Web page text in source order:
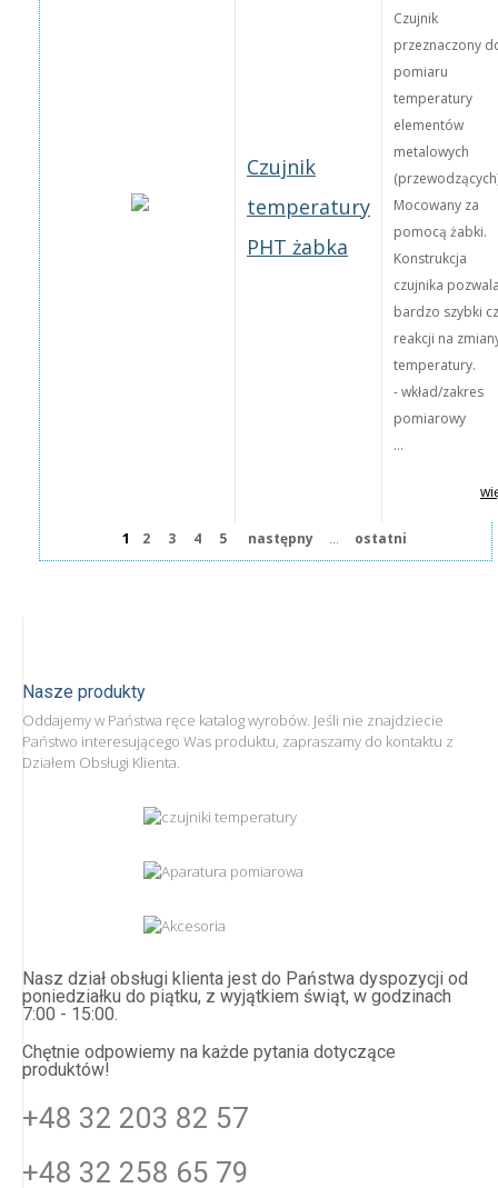
Czujnik
temperatury
PHT żabka
Czujnik
przeznaczony
pomiaru
temperatury
elementów
metalowych
Mocowany za
pomocą żabki.
Konstrukcja
czujnika
bardzo szybki
reakcji na
temperatury.
- wkład/zakres
pomiarowy
...
1 2 3 4 5 następny ... ostatni
Nasze produkty
Oddajemy w Państwa ręce katalog wyrobów. Jeśli nie znajdziecie
Państwo interesującego Was produktu, zapraszamy do kontaktu z
Działem Obsługi Klienta.
Nasz dział obsługi klienta jest do Państwa dyspozycji od
poniedziałku do piątku, z wyjątkiem świąt, w godzinach
7:00 - 15:00.
Chętnie odpowiemy na każde pytania dotyczące
produktów!
+48 32 203 82 57
+48 32 258 65 79